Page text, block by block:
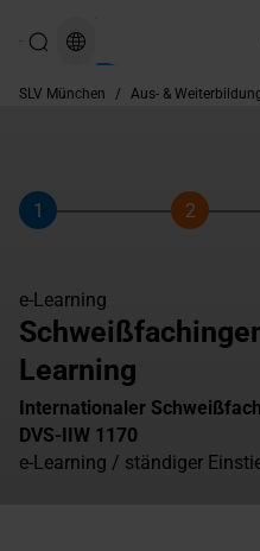
SLV München / Aus- &
Schritt
1
Schritt
2
e-Learning
Learning
Internationaler
DVS-IIW 1170
e-Learning / ständiger